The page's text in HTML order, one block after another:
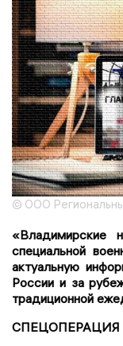
© ООО
«Владимирские
специальной
актуальную
России и за
традиционной
СПЕЦОПЕРАЦИЯ